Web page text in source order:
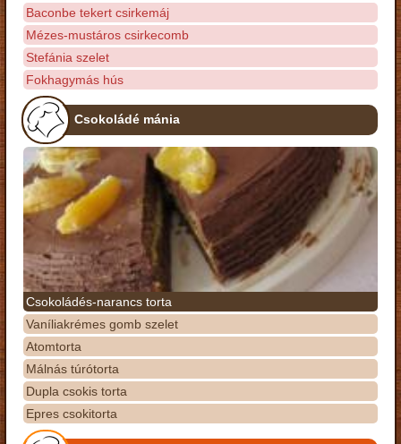
Baconbe tekert csirkemáj
Mézes-mustáros csirkecomb
Stefánia szelet
Fokhagymás hús
Csokoládé mánia
Csokoládés-narancs torta
Vaníliakrémes gomb szelet
Atomtorta
Málnás túrótorta
Dupla csokis torta
Epres csokitorta